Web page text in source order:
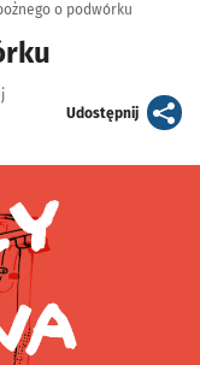
o podwórku
Udostępnijartykuł